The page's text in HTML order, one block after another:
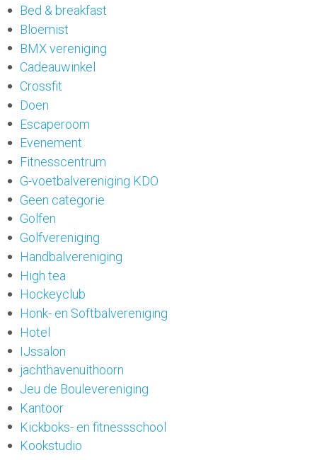
Bed & breakfast
Bloemist
BMX vereniging
Cadeauwinkel
Crossfit
Doen
Escaperoom
Evenement
Fitnesscentrum
G-voetbalvereniging KDO
Geen categorie
Golfen
Golfvereniging
Handbalvereniging
High tea
Hockeyclub
Honk- en Softbalvereniging
Hotel
IJssalon
jachthavenuithoorn
Jeu de Boulevereniging
Kantoor
Kickboks- en fitnessschool
Kookstudio